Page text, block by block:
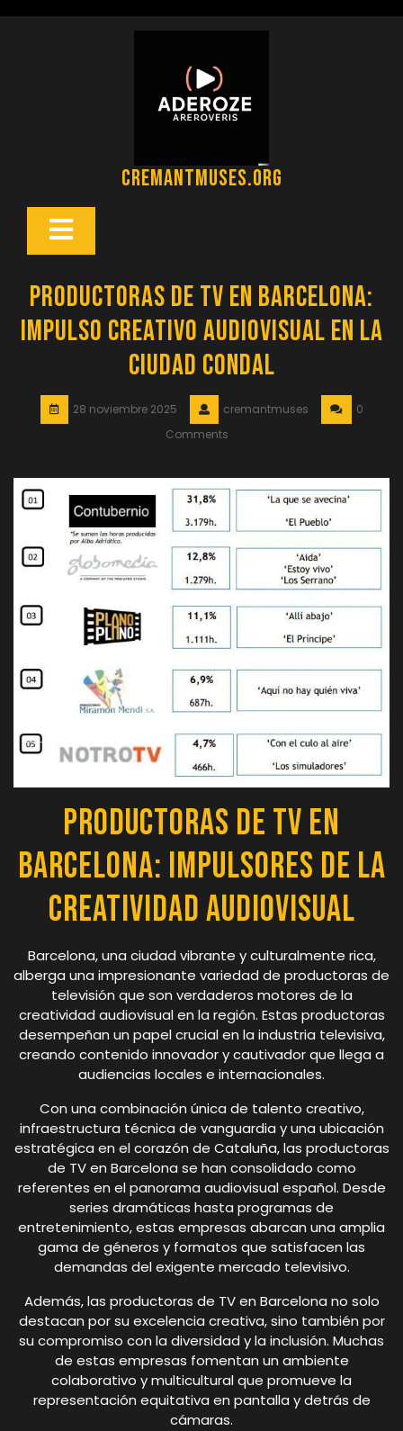
cremantmuses.org
Botón
Productoras de TV en Barcelona:
Impulso Creativo Audiovisual en la
Ciudad Condal
28 noviembre 2025 cremantmuses
0
Comments
Productoras de TV en
Barcelona: Impulsores de la
Creatividad Audiovisual
Barcelona, una ciudad vibrante y culturalmente rica,
alberga una impresionante variedad de productoras de
televisión que son verdaderos motores de la
creatividad audiovisual en la región. Estas productoras
desempeñan un papel crucial en la industria televisiva,
creando contenido innovador y cautivador que llega a
audiencias locales e internacionales.
Con una combinación única de talento creativo,
infraestructura técnica de vanguardia y una ubicación
estratégica en el corazón de Cataluña, las productoras
de TV en Barcelona se han consolidado como
referentes en el panorama audiovisual español. Desde
series dramáticas hasta programas de
entretenimiento, estas empresas abarcan una amplia
gama de géneros y formatos que satisfacen las
demandas del exigente mercado televisivo.
Además, las productoras de TV en Barcelona no solo
destacan por su excelencia creativa, sino también por
su compromiso con la diversidad y la inclusión. Muchas
de estas empresas fomentan un ambiente
colaborativo y multicultural que promueve la
representación equitativa en pantalla y detrás de
cámaras.